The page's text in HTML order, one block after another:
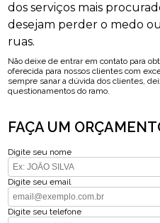
dos serviços mais
desejam perder o medo
ruas.
Não deixe de entrar em contato para
oferecida para nossos clientes com
sempre sanar a dúvida dos clientes,
questionamentos do ramo.
FAÇA UM
Digite seu nome
Digite seu email
Digite seu telefone